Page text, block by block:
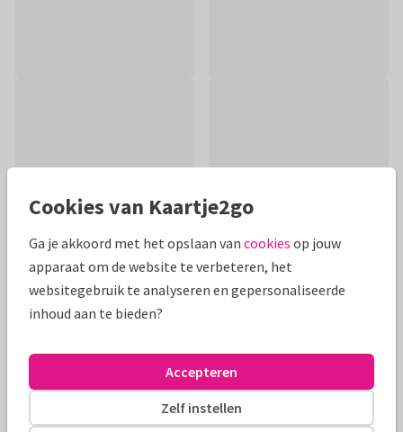
Productinformatie
Feliciteer iemand met het behalen van een diploma,
sportprestatie, rijbewijs of andere prestatie met deze
grappige kaart met giraf met feesthoedje op.
Cookies van Kaartje2go
Ga je akkoord met het opslaan van cookies op jouw
apparaat om de website te verbeteren, het
websitegebruik te analyseren en gepersonaliseerde
inhoud aan te bieden?
Zelf instellen
Accepteren